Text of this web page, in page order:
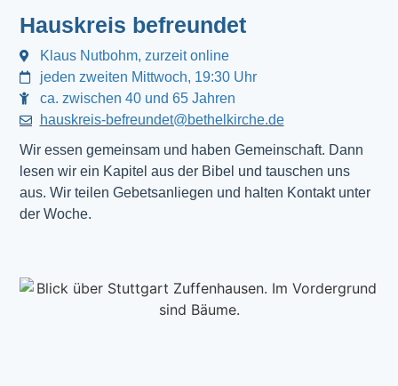
Hauskreis befreundet
Klaus Nutbohm, zurzeit online
jeden zweiten Mittwoch, 19:30 Uhr
ca. zwischen 40 und 65 Jahren
hauskreis-befreundet@bethelkirche.de
Wir essen gemeinsam und haben Gemeinschaft. Dann
lesen wir ein Kapitel aus der Bibel und tauschen uns
aus. Wir teilen Gebetsanliegen und halten Kontakt unter
der Woche.